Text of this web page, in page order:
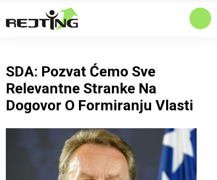
SDA: Pozvat Ćemo Sve
Relevantne Stranke Na
Dogovor O Formiranju Vlasti